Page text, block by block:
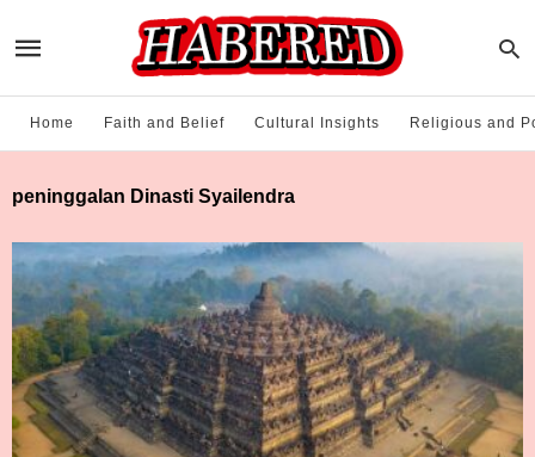
Home Faith and Belief Cultural Insights Religious and
peninggalan Dinasti Syailendra